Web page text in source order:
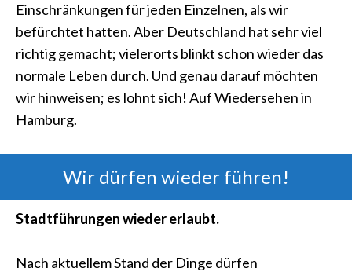
Einschränkungen für jeden Einzelnen, als wir
befürchtet hatten. Aber Deutschland hat sehr viel
richtig gemacht; vielerorts blinkt schon wieder das
normale Leben durch. Und genau darauf möchten
wir hinweisen; es lohnt sich! Auf Wiedersehen in
Hamburg.
Wir dürfen wieder führen!
Stadtführungen wieder erlaubt.
Nach aktuellem Stand der Dinge dürfen